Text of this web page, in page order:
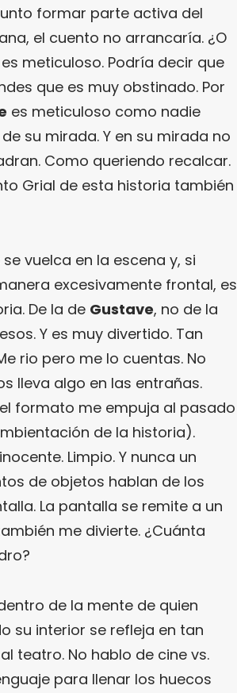
formar parte activa del
el cuento no arrancaría. ¿O
es meticuloso. Podría decir que
que es muy obstinado. Por
es meticuloso como nadie
su mirada. Y en su mirada no
Como queriendo recalcar.
Grial de esta historia también
vuelca en la escena y, si
excesivamente frontal, es
De la de Gustave, no de la
Y es muy divertido. Tan
rio pero me lo cuentas. No
lleva algo en las entrañas.
formato me empuja al pasado
de la historia).
Limpio. Y nunca un
de objetos hablan de los
La pantalla se remite a un
me divierte. ¿Cuánta
de la mente de quien
su interior se refleja en tan
teatro. No hablo de cine vs.
para llenar los huecos